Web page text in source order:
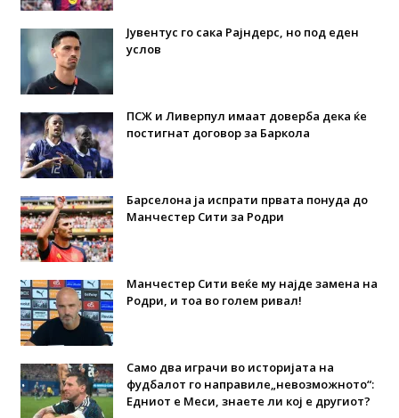
Јувентус го сака Рајндерс, но под еден
услов
ПСЖ и Ливерпул имаат доверба дека ќе
постигнат договор за Баркола
Барселона ја испрати првата понуда до
Манчестер Сити за Родри
Манчестер Сити веќе му најде замена на
Родри, и тоа во голем ривал!
Само два играчи во историјата на
фудбалот го направиле„невозможното“:
Едниот е Меси, знаете ли кој е другиот?